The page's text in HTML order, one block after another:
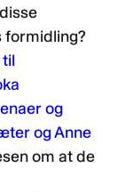
formidling?
og
og Anne
om at de